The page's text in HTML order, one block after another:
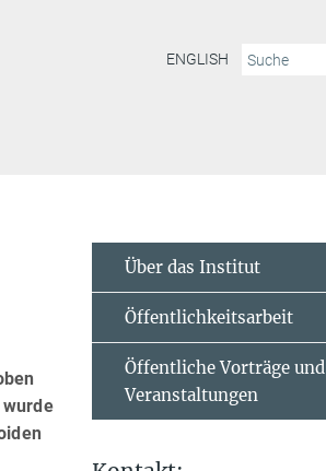
ENGLISH
Über das Institut
Öffentlichkeitsarbeit
Öffentliche Vorträge und
Veranstaltungen